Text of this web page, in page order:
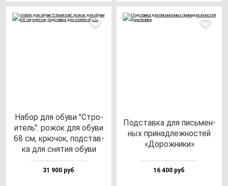
Набор для обу­ви "Стро­
итель": ро­жок для обу­ви
68 см, крю­чок, под­став­
ка для сня­тия обу­ви
31 900 руб
Под­став­ка для пись­мен­
ных при­над­леж­нос­тей
«Дорож­ни­ки»
16 400 руб